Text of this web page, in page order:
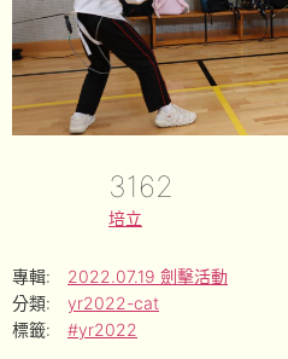
3162
培立
專輯:
2022.07.19 劍擊活動
分類:
yr2022-cat
標籤:
#yr2022